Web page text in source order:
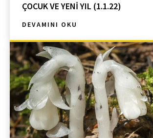
ÇOCUK VE YENİ YIL (1.1.22)
DEVAMINI OKU